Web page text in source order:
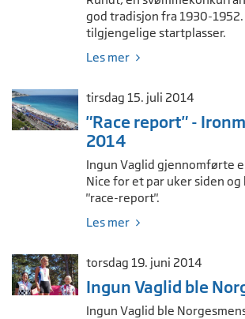
god tradisjon fra 1930-1952.
tilgjengelige startplasser.
Les mer
tirsdag 15. juli 2014
"Race report" -
2014
Ingun Vaglid gjennomførte
Nice for et par uker siden og
"race-report".
Les mer
torsdag 19. juni 2014
Ingun Vaglid ble
Ingun Vaglid ble